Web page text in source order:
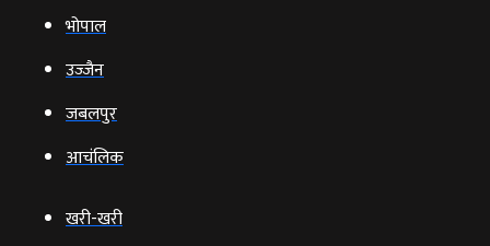
भोपाल
उज्‍जैन
जबलपुर
आचंलिक
खरी-खरी